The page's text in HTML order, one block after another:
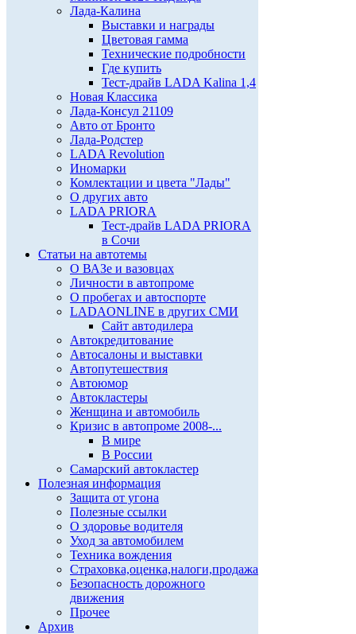
Лада-Калина
Выставки и награды
Цветовая гамма
Технические подробности
Где купить
Тест-драйв LADA Kalina 1,4
Новая Классика
Лада-Консул 21109
Авто от Бронто
Лада-Родстер
LADA Revolution
Иномарки
Комлектации и цвета "Лады"
О других авто
LADA PRIORA
Тест-драйв LADA PRIORA
в Сочи
Статьи на автотемы
О ВАЗе и вазовцах
Личности в автопроме
О пробегах и автоспорте
LADAONLINE в других СМИ
Сайт автодилера
Автокредитование
Автосалоны и выставки
Автопутешествия
Автоюмор
Автокластеры
Женщина и автомобиль
Кризис в автопроме 2008-...
В мире
В России
Самарский автокластер
Полезная информация
Защита от угона
Полезные ссылки
О здоровье водителя
Уход за автомобилем
Техника вождения
Страховка,оценка,налоги,продажа
Безопасность дорожного
движения
Прочее
Архив